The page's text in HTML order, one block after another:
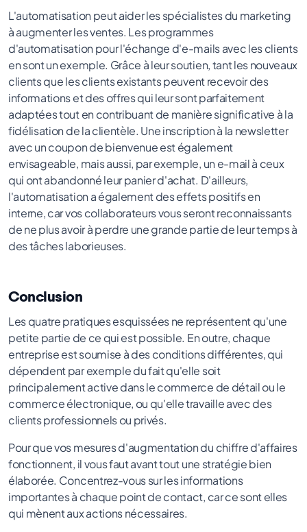
L'automatisation peut aider les spécialistes du marketing
à augmenter les ventes. Les programmes
d'automatisation pour l'échange d'e-mails avec les clients
en sont un exemple. Grâce à leur soutien, tant les nouveaux
clients que les clients existants peuvent recevoir des
informations et des offres qui leur sont parfaitement
adaptées tout en contribuant de manière significative à la
fidélisation de la clientèle. Une inscription à la newsletter
avec un coupon de bienvenue est également
envisageable, mais aussi, par exemple, un e-mail à ceux
qui ont abandonné leur panier d'achat. D'ailleurs,
l'automatisation a également des effets positifs en
interne, car vos collaborateurs vous seront reconnaissants
de ne plus avoir à perdre une grande partie de leur temps à
des tâches laborieuses.
Conclusion
Les quatre pratiques esquissées ne représentent qu'une
petite partie de ce qui est possible. En outre, chaque
entreprise est soumise à des conditions différentes, qui
dépendent par exemple du fait qu'elle soit
principalement active dans le commerce de détail ou le
commerce électronique, ou qu'elle travaille avec des
clients professionnels ou privés.
Pour que vos mesures d'augmentation du chiffre d'affaires
fonctionnent, il vous faut avant tout une stratégie bien
élaborée. Concentrez-vous sur les informations
importantes à chaque point de contact, car ce sont elles
qui mènent aux actions nécessaires.